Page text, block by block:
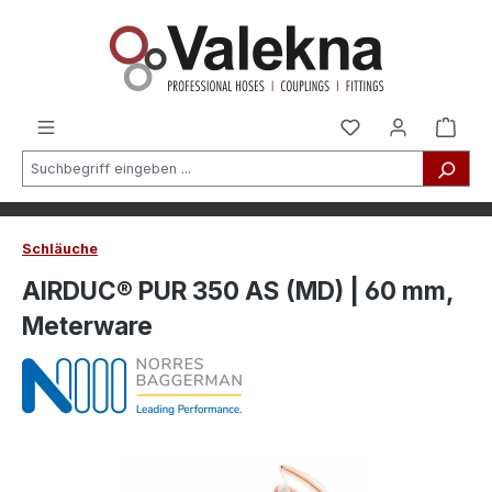
Schläuche
AIRDUC® PUR 350 AS (MD) | 60 mm,
Meterware